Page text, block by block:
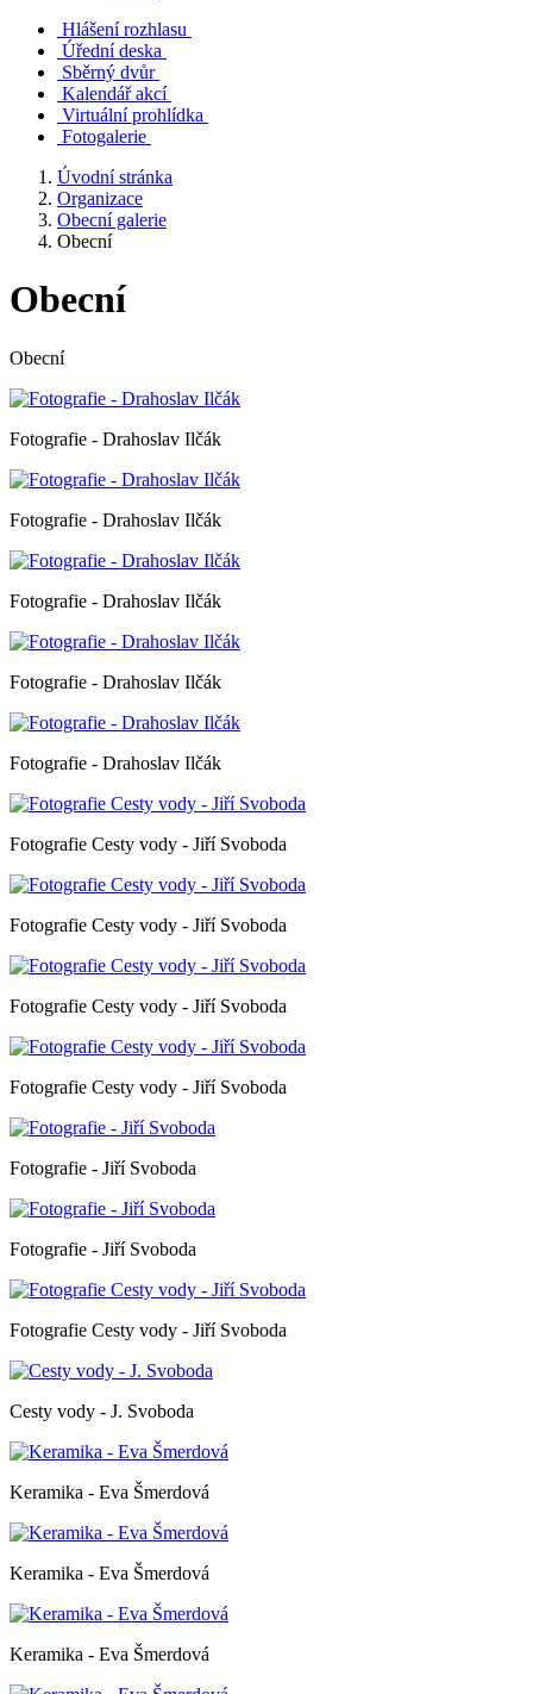
Hlášení rozhlasu
Úřední deska
Sběrný dvůr
Kalendář akcí
Virtuální prohlídka
Fotogalerie
Úvodní stránka
Organizace
Obecní galerie
Obecní
Obecní
Obecní
Fotografie - Drahoslav Ilčák
Fotografie - Drahoslav Ilčák
Fotografie - Drahoslav Ilčák
Fotografie - Drahoslav Ilčák
Fotografie - Drahoslav Ilčák
Fotografie Cesty vody - Jiří Svoboda
Fotografie Cesty vody - Jiří Svoboda
Fotografie Cesty vody - Jiří Svoboda
Fotografie Cesty vody - Jiří Svoboda
Fotografie - Jiří Svoboda
Fotografie - Jiří Svoboda
Fotografie Cesty vody - Jiří Svoboda
Cesty vody - J. Svoboda
Keramika - Eva Šmerdová
Keramika - Eva Šmerdová
Keramika - Eva Šmerdová